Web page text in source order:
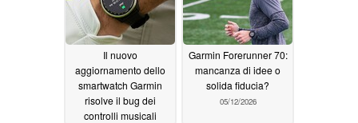
Il nuovo
aggiornamento dello
smartwatch Garmin
risolve il bug dei
controlli musicali
Garmin Forerunner 70:
mancanza di idee o
solida fiducia?
05/12/2026